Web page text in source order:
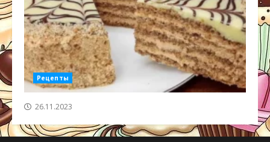
Рецепты
26.11.2023